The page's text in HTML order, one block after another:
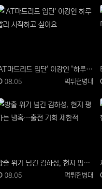
'AT마드리드 입단' 이강인 "하루빨리 시작하고 싶어요"
등록자
먹튀헌병대
등록일
08.05
방출 위기 넘긴 김하성, 현지 평가는 냉혹…"출전 기회 제한적"
등록자
먹튀헌병대
등록일
08.05